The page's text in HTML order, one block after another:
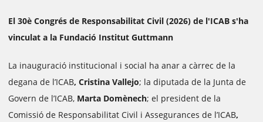
El 30è Congrés de Responsabilitat Civil (2026) de l'ICAB s'ha
vinculat a la Fundació Institut Guttmann
La inauguració institucional i social ha anar a càrrec de la
degana de l’ICAB, Cristina Vallejo; la diputada de la Junta de
Govern de l’ICAB, Marta Domènech; el president de la
Comissió de Responsabilitat Civil i Assegurances de l’ICAB,